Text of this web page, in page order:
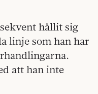
hållit sig
linje som han har
att han inte